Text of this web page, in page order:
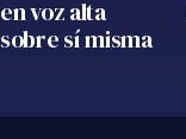
en voz alta
sobre sí misma